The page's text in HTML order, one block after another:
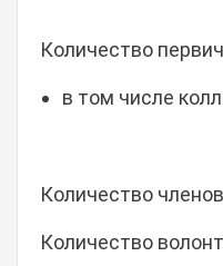
Количество
в том числе
Количество
Количество